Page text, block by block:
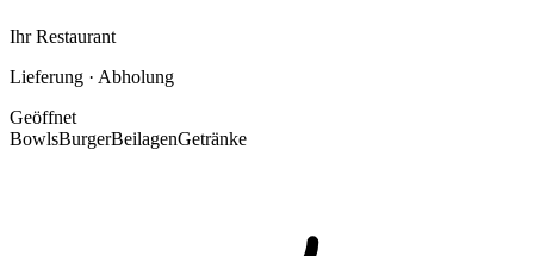
Ihr Restaurant
Lieferung · Abholung
Geöffnet
BowlsBurgerBeilagenGetränke